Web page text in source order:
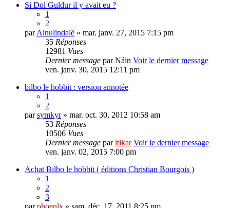
Si Dol Guldur il y avait eu ?
1
2
parAinulindalë » mar. janv. 27, 2015 7:15 pm
35 Réponses
12981 Vues
Dernier message parNáin Voir le dernier message
ven. janv. 30, 2015 12:11 pm
bilbo le hobbit : version annotée
1
2
parsymkyr» mar. oct. 30, 2012 10:58 am
53 Réponses
10506 Vues
Dernier message paritikar Voir le dernier message
ven. janv. 02, 2015 7:00 pm
Achat Bilbo le hobbit ( éditions Christian Bourgois )
1
2
3
parphoenlx » sam. déc. 17, 2011 8:25 pm